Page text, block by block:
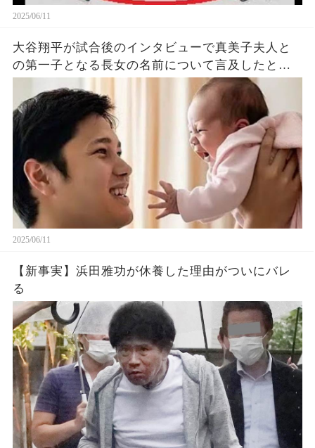
2025/06/11
大谷翔平が試合後のインタビューで真美子夫人と
の第一子となる長女の名前について言及したと話
題に！山本由伸や佐々木朗希は知ってそう！
2025/06/11
【新事実】浜田雅功が休養した理由がついにバレ
る